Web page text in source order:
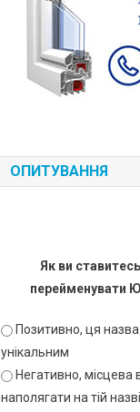
ОПИТУВАННЯ
Як ви
перейменувати
Позитивно, ця назва
унікальним
Негативно, місцева
наполягати на тій